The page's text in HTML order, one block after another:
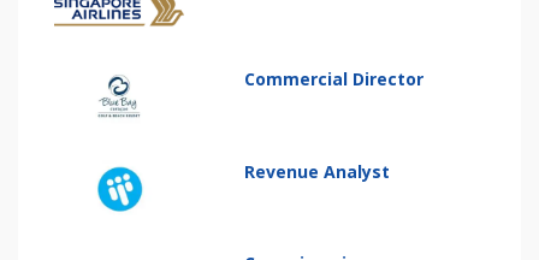
Commercial Director
Revenue Analyst